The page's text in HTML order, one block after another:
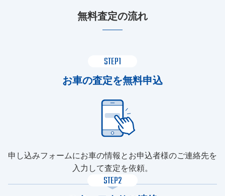
無料査定の流れ
STEP1
お車の査定を無料申込
申し込みフォームにお車の情報とお申込者様のご連絡先を
入力して査定を依頼。
STEP2